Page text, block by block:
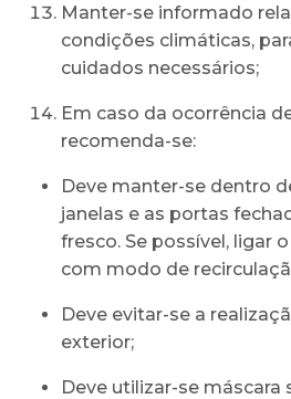
Manter-se informado
condições climáticas,
cuidados necessários;
Em caso da ocorrência
recomenda-se:
Deve manter-se dentro
janelas e as portas
fresco. Se possível, ligar
com modo de
Deve evitar-se a
exterior;
Deve utilizar-se máscara